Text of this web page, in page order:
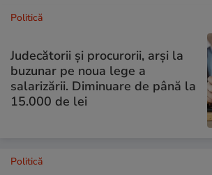
Politică
Judecătorii și procurorii, arși la
buzunar pe noua lege a
salarizării. Diminuare de până la
15.000 de lei
Politică